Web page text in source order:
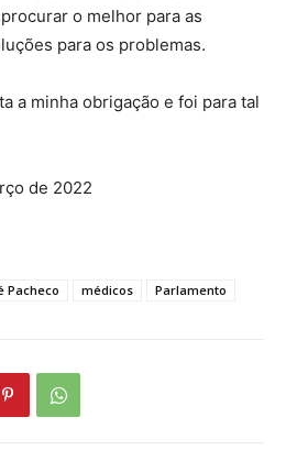
o melhor para as
para os problemas.
a minha obrigação e foi para tal
de 2022
Pacheco médicos Parlamento